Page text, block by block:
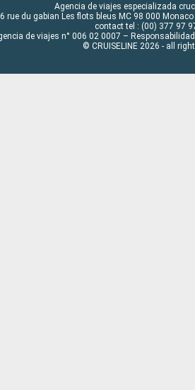
Agencia de viajes especializada
rue du gabian Les flots bleus MC 98 000
contact tel : (00) 377 97
de viajes n° 006 02 0007 –
© CRUISELINE 2026 - all